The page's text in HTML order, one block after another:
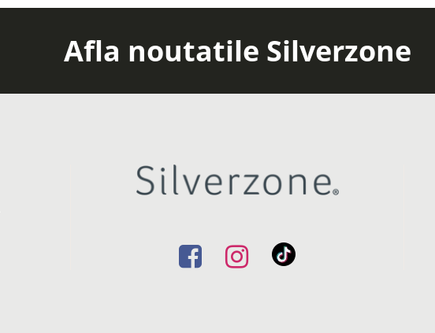
Afla noutatile Silverzone